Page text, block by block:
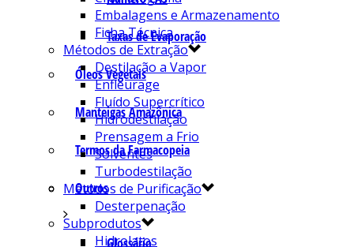
Taxas de Evaporação
Óleos Vegetais
Manteigas Amazônica
Termos da Farmacopeia
Outros
Glossário
Embalagens e Armazenamento
Ficha Técnica
Métodos de Extração
Destilação a Vapor
Enfleurage
Fluído Supercrítico
Hidrodestilação
Prensagem a Frio
Solventes
Turbodestilação
Métodos de Purificação
Desterpenação
Subprodutos
Hidrolatos